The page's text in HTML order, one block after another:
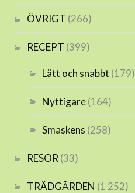
ÖVRIGT (266)
RECEPT (399)
Lätt och snabbt (179)
Nyttigare(164)
Smaskens (258)
RESOR (33)
TRÄDGÅRDEN (1 252)